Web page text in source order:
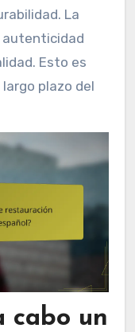
La
autenticidad
Esto es
plazo del
cabo un